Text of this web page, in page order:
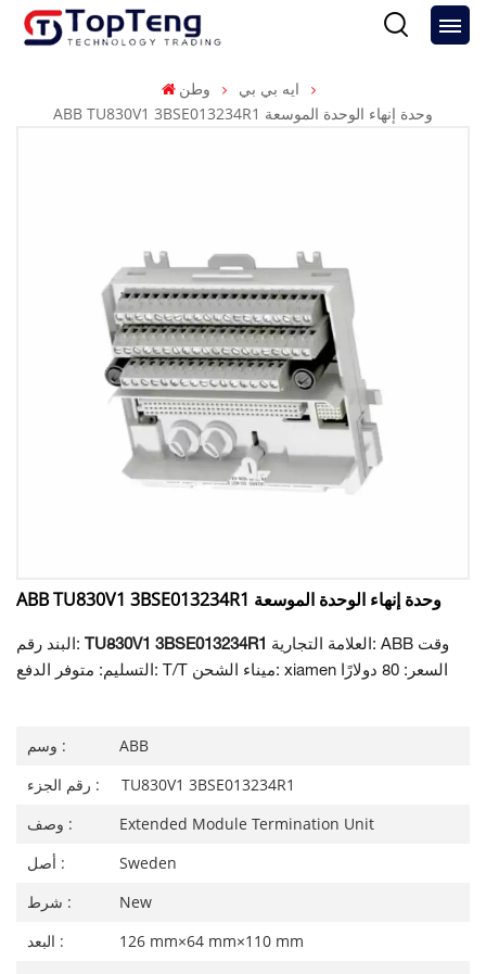
وطن
ايه بي بي
ABB TU830V1 3BSE013234R1 وحدة إنهاء الوحدة الموسعة
ABB TU830V1 3BSE013234R1 وحدة إنهاء الوحدة الموسعة
البند رقم: TU830V1 3BSE013234R1
التسليم: متوفر الدفع: T/T ميناء الشحن: xiamen السعر: 80 دولارًا
وسم :
ABB
رقم الجزء :
TU830V1 3BSE013234R1
وصف :
Extended Module Termination Unit
أصل :
Sweden
شرط :
New
البعد :
126 mm×64 mm×110 mm